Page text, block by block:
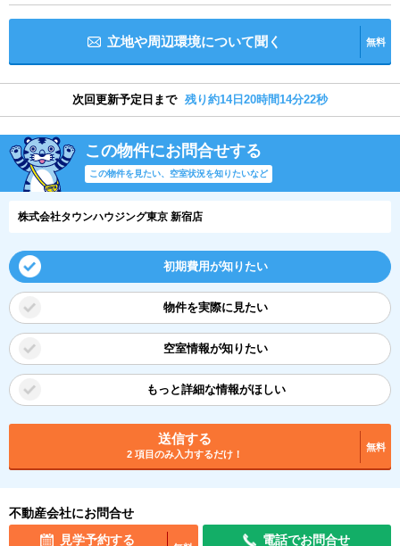
立地や周辺環境について聞く 無料
次回更新予定日まで 残り約14日20時間14分21秒
この物件にお問合せする
この物件を見たい、空室状況を知りたいなど
株式会社タウンハウジング東京 新宿店
初期費用が知りたい
物件を実際に見たい
空室情報が知りたい
もっと詳細な情報がほしい
送信する
2 項目のみ入力するだけ！
無料
不動産会社にお問合せ
見学予約する
電話でお問合せ